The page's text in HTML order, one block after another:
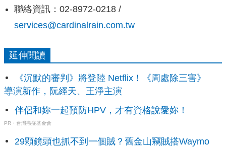
聯絡資訊：02-8972-0218 /
services@cardinalrain.com.tw
延伸閱讀
《沉默的審判》將登陸 Netflix！《周處除三害》
導演新作，阮經天、王淨主演
伴侶和妳一起預防HPV，才有資格說愛妳！
PR・台灣癌症基金會
29顆鏡頭也抓不到一個賊？舊金山竊賊搭Waymo